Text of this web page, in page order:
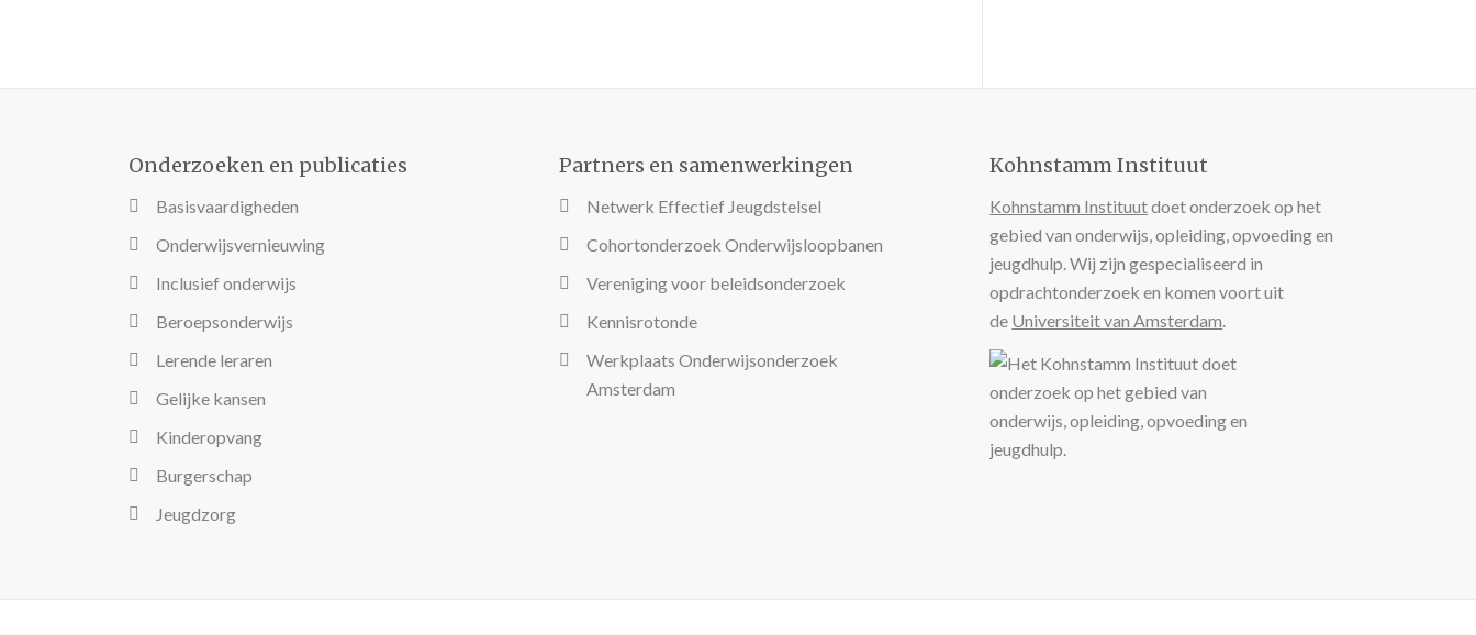
Onderzoeken en publicaties
Basisvaardigheden
Onderwijsvernieuwing
Inclusief onderwijs
Beroepsonderwijs
Lerende leraren
Gelijke kansen
Kinderopvang
Burgerschap
Jeugdzorg
Partners en samenwerkingen
Netwerk Effectief Jeugdstelsel
Cohortonderzoek Onderwijsloopbanen
Vereniging voor beleidsonderzoek
Kennisrotonde
Werkplaats Onderwijsonderzoek
Amsterdam
Kohnstamm Instituut
Kohnstamm Instituutdoet onderzoek op het
gebied van onderwijs, opleiding, opvoeding en
jeugdhulp. Wij zijn gespecialiseerd in
opdrachtonderzoek en komen voort uit
de Universiteit van Amsterdam